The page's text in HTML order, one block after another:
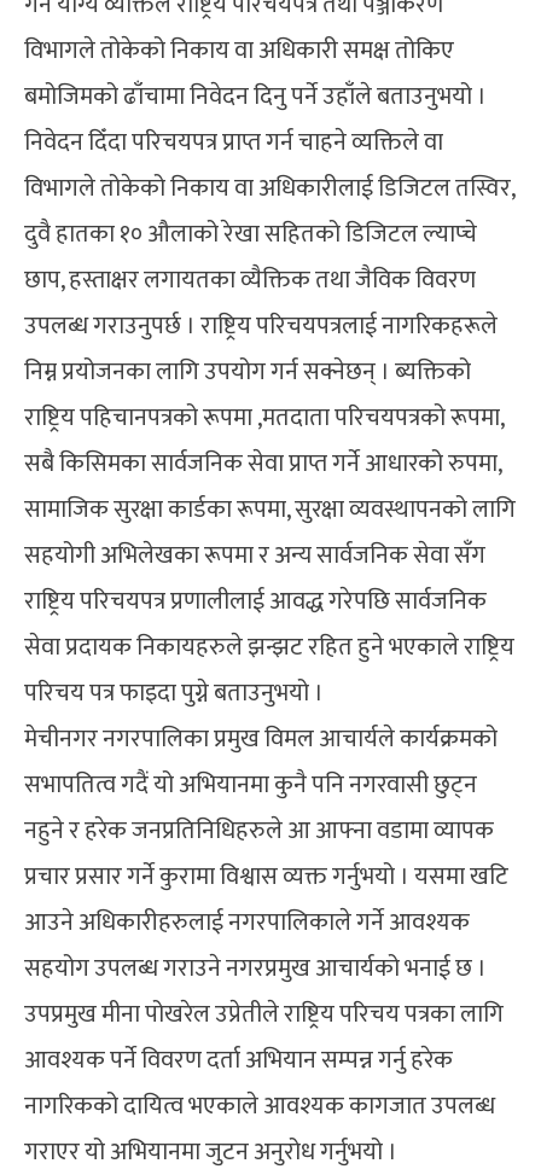
विभागले तोकेको निकाय वा अधिकारी समक्ष तोकिए
बमोजिमको ढाँचामा निवेदन दिनु पर्ने उहाँले बताउनुभयो ।
निवेदन दिँदा परिचयपत्र प्राप्त गर्न चाहने व्यक्तिले वा
विभागले तोकेको निकाय वा अधिकारीलाई डिजिटल तस्विर,
दुवै हातका १० औलाको रेखा सहितको डिजिटल ल्याप्चे
छाप, हस्ताक्षर लगायतका व्यैक्तिक तथा जैविक विवरण
उपलब्ध गराउनुपर्छ । राष्ट्रिय परिचयपत्रलाई नागरिकहरूले
निम्न प्रयोजनका लागि उपयोग गर्न सक्नेछन् । ब्यक्तिको
राष्ट्रिय पहिचानपत्रको रूपमा ,मतदाता परिचयपत्रको रूपमा,
सबै किसिमका सार्वजनिक सेवा प्राप्त गर्ने आधारको रुपमा,
सामाजिक सुरक्षा कार्डका रूपमा, सुरक्षा व्यवस्थापनको लागि
सहयोगी अभिलेखका रूपमा र अन्य सार्वजनिक सेवा सँग
राष्ट्रिय परिचयपत्र प्रणालीलाई आवद्ध गरेपछि सार्वजनिक
सेवा प्रदायक निकायहरुले झन्झट रहित हुने भएकाले राष्ट्रिय
परिचय पत्र फाइदा पुग्ने बताउनुभयो ।
मेचीनगर नगरपालिका प्रमुख विमल आचार्यले कार्यक्रमको
सभापतित्व गदैं यो अभियानमा कुनै पनि नगरवासी छुट्न
नहुने र हरेक जनप्रतिनिधिहरुले आ आफ्ना वडामा व्यापक
प्रचार प्रसार गर्ने कुरामा विश्वास व्यक्त गर्नुभयो । यसमा खटि
आउने अधिकारीहरुलाई नगरपालिकाले गर्ने आवश्यक
सहयोग उपलब्ध गराउने नगरप्रमुख आचार्यको भनाई छ ।
उपप्रमुख मीना पोखरेल उप्रेतीले राष्ट्रिय परिचय पत्रका लागि
आवश्यक पर्ने विवरण दर्ता अभियान सम्पन्न गर्नु हरेक
नागरिकको दायित्व भएकाले आवश्यक कागजात उपलब्ध
गराएर यो अभियानमा जुटन अनुरोध गर्नुभयो ।